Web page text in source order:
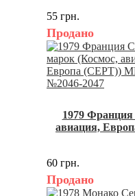
55 грн.
Продано
1979
авиация,
60 грн.
Продано